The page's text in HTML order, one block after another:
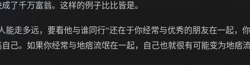
了千万富翁。这样的例子比比皆是。
走多远，要看他与谁同行”还在于你经常与优秀的朋友在一起，
己。如果你经常与地痞流氓在一起，自己也就很有可能变为地痞流